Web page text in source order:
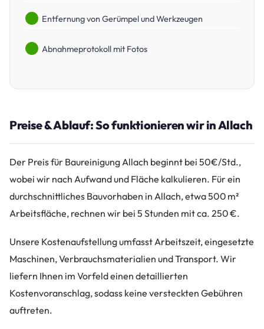
Entfernung von Gerümpel und Werkzeugen
Abnahmeprotokoll mit Fotos
Preise & Ablauf: So funktionieren wir in Allach
Der Preis für Baureinigung Allach beginnt bei 50€/Std.,
wobei wir nach Aufwand und Fläche kalkulieren. Für ein
durchschnittliches Bauvorhaben in Allach, etwa 500 m²
Arbeitsfläche, rechnen wir bei 5 Stunden mit ca. 250 €.
Unsere Kostenaufstellung umfasst Arbeitszeit, eingesetzte
Maschinen, Verbrauchsmaterialien und Transport. Wir
liefern Ihnen im Vorfeld einen detaillierten
Kostenvoranschlag, sodass keine versteckten Gebühren
auftreten.